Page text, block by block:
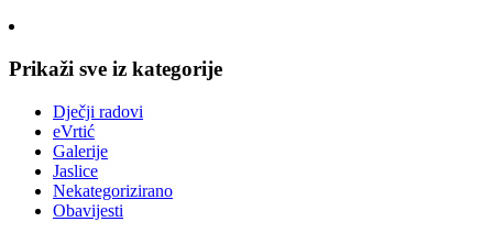
Prikaži sve iz kategorije
Dječji radovi
eVrtić
Galerije
Jaslice
Nekategorizirano
Obavijesti